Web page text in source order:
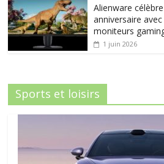
Alienware
anniversaire
moniteurs
1 juin 2026
Sports et loisirs